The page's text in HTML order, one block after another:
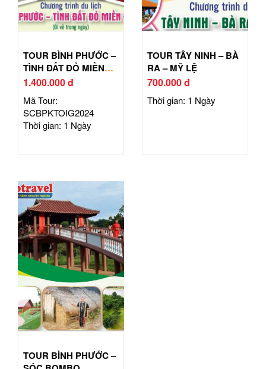
TOUR BÌNH PHƯỚC –
TÌNH ĐẤT ĐỎ MIỀN
ĐÔNG
1.400.000 đ
Mã Tour:
SCBPKTOIG2024
Thời gian: 1 Ngày
TOUR TÂY NINH – BÀ
RA – MỸ LỆ
700.000 đ
Thời gian: 1 Ngày
TOUR BÌNH PHƯỚC –